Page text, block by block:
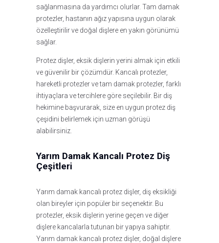
sağlanmasına da yardımcı olurlar. Tam damak
protezler, hastanın ağız yapısına uygun olarak
özelleştirilir ve doğal dişlere en yakın görünümü
sağlar.
Protez dişler, eksik dişlerin yerini almak için etkili
ve güvenilir bir çözümdür. Kancalı protezler,
hareketli protezler ve tam damak protezler, farklı
ihtiyaçlara ve tercihlere göre seçilebilir. Bir diş
hekimine başvurarak, size en uygun protez diş
çeşidini belirlemek için uzman görüşü
alabilirsiniz.
Yarım Damak Kancalı Protez Diş
Çeşitleri
Yarım damak kancalı protez dişler, diş eksikliği
olan bireyler için popüler bir seçenektir. Bu
protezler, eksik dişlerin yerine geçen ve diğer
dişlere kancalarla tutunan bir yapıya sahiptir.
Yarım damak kancalı protez dişler, doğal dişlere